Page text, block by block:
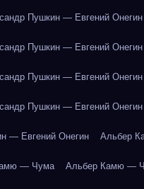
Пушкин — Евгений Онегин
Пушкин — Евгений Онегин
Пушкин — Евгений Онегин
Пушкин — Евгений Онегин
— Евгений Онегин Альбер
— Чума Альбер Камю —